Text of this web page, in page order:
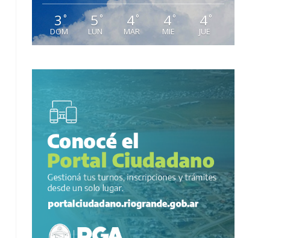
3 °
DOM
5 °
LUN
4°
MAR
4°
MIE
4°
JUE